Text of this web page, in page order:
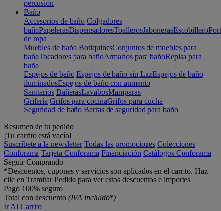
percusión
Baño
Accesorios de baño Colgadores
bañoPapelerasDispensadoresToallerosJabonerasEscobillero
de ropa
Muebles de baño BotiquinesConjuntos de muebles para
bañoTocadores para bañoArmarios para bañoRepisa para
baño
Espejos de baño Espejos de baño sin LuzEspejos de baño
iluminadosEspejos de baño con aumento
Sanitarios BañerasLavabosMamparas
Grifería Grifos para cocinaGrifos para ducha
Seguridad de baño Barras de seguridad para baño
Resumen de tu pedido
¡Tu carrito está vacío!
Suscríbete a la newsletter Todas las promociones Colecciones
Conforama Tarjeta Conforama Financiación Catálogos Conforama
Seguir Comprando
*Descuentos, cupones y servicios son aplicados en el carrito. Haz
clic en Tramitar Pedido para ver estos descuentos e importes
Pago 100% seguro
Total con descuento (IVA incluido*)
Ir Al Carrito